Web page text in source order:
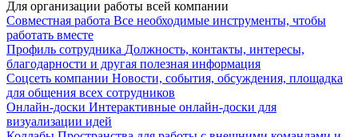
Для организации работы всей компании
Совместная работа Все необходимые инструменты, чтобы
работать вместе
Профиль сотрудника Должность, контакты, интересы,
благодарности и другая полезная информация
Соцсеть компании Новости, события, обсуждения, площадка
для общения всех сотрудников
Онлайн-доски Интерактивные онлайн-доски для
визуализации идей